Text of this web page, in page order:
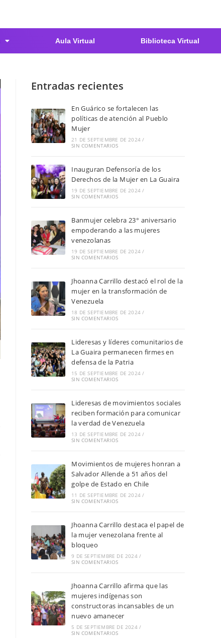
Aula Virtual Biblioteca Virtual
Entradas recientes
En Guárico se fortalecen las
políticas de atención al Pueblo
Mujer
21 DE SEPTIEMBRE DE 2024 /
SIN COMENTARIOS
Inauguran Defensoría de los
Derechos de la Mujer en La Guaira
19 DE SEPTIEMBRE DE 2024 /
SIN COMENTARIOS
Banmujer celebra 23° aniversario
empoderando a las mujeres
venezolanas
19 DE SEPTIEMBRE DE 2024 /
SIN COMENTARIOS
Jhoanna Carrillo destacó el rol de la
mujer en la transformación de
Venezuela
18 DE SEPTIEMBRE DE 2024 /
SIN COMENTARIOS
Lideresas y líderes comunitarios de
La Guaira permanecen firmes en
defensa de la Patria
15 DE SEPTIEMBRE DE 2024 /
SIN COMENTARIOS
Lideresas de movimientos sociales
reciben formación para comunicar
la verdad de Venezuela
13 DE SEPTIEMBRE DE 2024 /
SIN COMENTARIOS
Movimientos de mujeres honran a
Salvador Allende a 51 años del
golpe de Estado en Chile
11 DE SEPTIEMBRE DE 2024 /
SIN COMENTARIOS
Jhoanna Carrillo destaca el papel de
la mujer venezolana frente al
bloqueo
9 DE SEPTIEMBRE DE 2024 /
SIN COMENTARIOS
Jhoanna Carrillo afirma que las
mujeres indígenas son
constructoras incansables de un
nuevo amanecer
5 DE SEPTIEMBRE DE 2024 /
SIN COMENTARIOS